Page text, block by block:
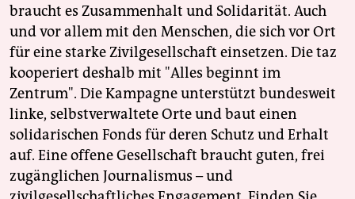
braucht es Zusammenhalt und Solidarität. Auch
und vor allem mit den Menschen, die sich vor Ort
für eine starke Zivilgesellschaft einsetzen. Die taz
kooperiert deshalb mit "Alles beginnt im
Zentrum". Die Kampagne unterstützt bundesweit
linke, selbstverwaltete Orte und baut einen
solidarischen Fonds für deren Schutz und Erhalt
auf. Eine offene Gesellschaft braucht guten, frei
zugänglichen Journalismus – und